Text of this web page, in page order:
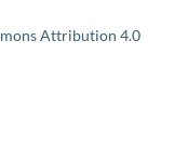
Attribution 4.0